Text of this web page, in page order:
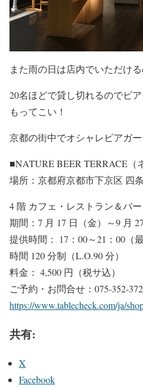
また雨の日は店内でいただける
20名ほどで貸し切れるのでビ
もってこい！
京都の街中でオシャレビアガー
■NATURE BEER TERRACE（
場所：京都府京都市下京区 四
4 階 カフェ・レストラン＆バー
期間：7 月 17 日（金）～9 月
提供時間： 17：00～21：00（
時間 120 分制（L.O.90 分）
料金： 4,500 円（税サ込）
ご予約・お問合せ：075-352-
https://www.tablecheck.com/ja/
共有:
X
Facebook